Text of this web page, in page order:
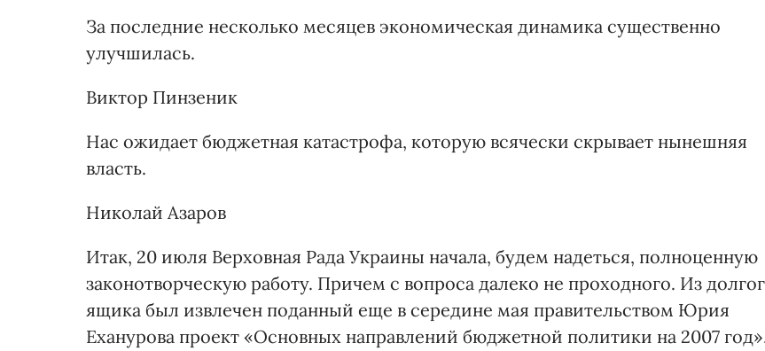
За последние несколько месяцев экономическая динамика существенно
улучшилась.
Виктор Пинзеник
Нас ожидает бюджетная катастрофа, которую всячески скрывает нынешняя
власть.
Николай Азаров
Итак, 20 июля Верховная Рада Украины начала, будем надеться, полноценную
законотворческую работу. Причем с вопроса далеко не проходного. Из
ящика был извлечен поданный еще в середине мая правительством Юрия
Еханурова проект «Основных направлений бюджетной политики на 2007